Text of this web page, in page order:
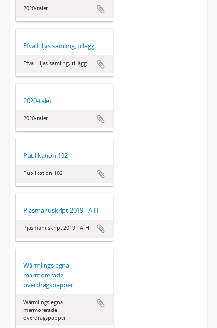
2020-talet
Efva Liljas samling, tillägg
Efva Liljas samling, tillägg
2020-talet
2020-talet
Publikation 102
Publikation 102
Pjäsmanuskript 2019 - A-H
Pjäsmanuskript 2019 - A-H
Wärmlings egna
marmorerade
överdragspapper
Wärmlings egna
marmorerade
överdragspapper